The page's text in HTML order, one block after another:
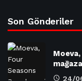
Son Gönderiler
24/